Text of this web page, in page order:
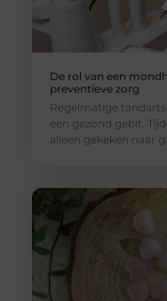
De rol van een
preventieve zorg
Regelmatige
een gezond gebit.
alleen gekeken naar